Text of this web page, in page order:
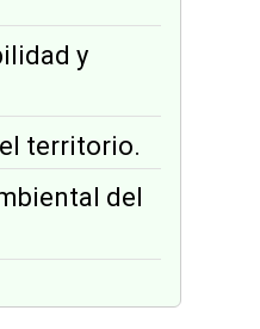
y
territorio.
del